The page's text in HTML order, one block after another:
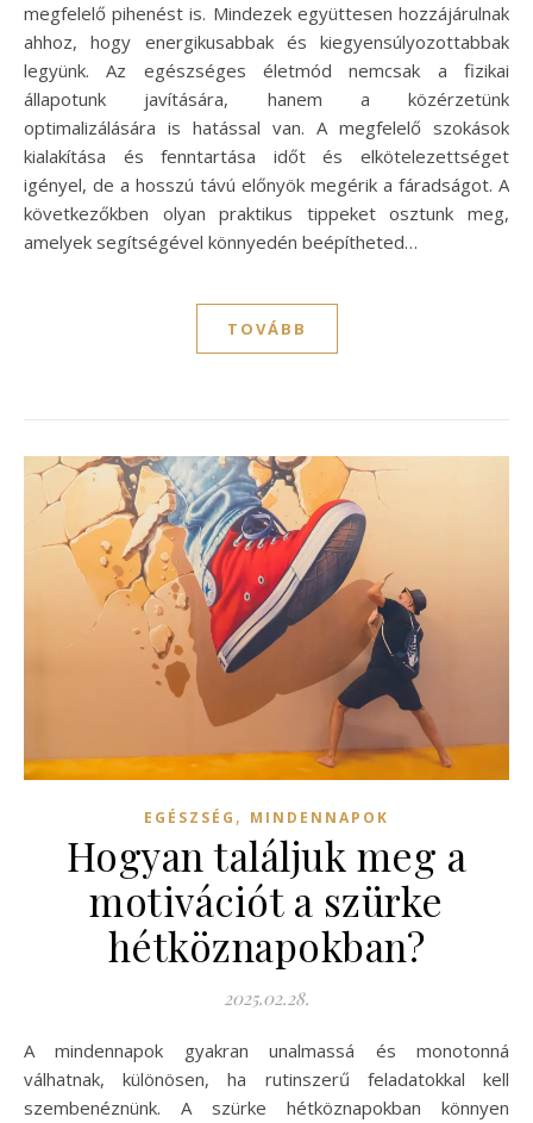
megfelelő pihenést is. Mindezek együttesen hozzájárulnak
ahhoz, hogy energikusabbak és kiegyensúlyozottabbak
legyünk. Az egészséges életmód nemcsak a fizikai
állapotunk javítására, hanem a közérzetünk
optimalizálására is hatással van. A megfelelő szokások
kialakítása és fenntartása időt és elkötelezettséget
igényel, de a hosszú távú előnyök megérik a fáradságot. A
következőkben olyan praktikus tippeket osztunk meg,
amelyek segítségével könnyedén beépítheted…
TOVÁBB
EGÉSZSÉG , MINDENNAPOK
Hogyan találjuk meg a
motivációt a szürke
hétköznapokban?
2025.02.28.
A mindennapok gyakran unalmassá és monotonná
válhatnak, különösen, ha rutinszerű feladatokkal kell
szembenéznünk. A szürke hétköznapokban könnyen